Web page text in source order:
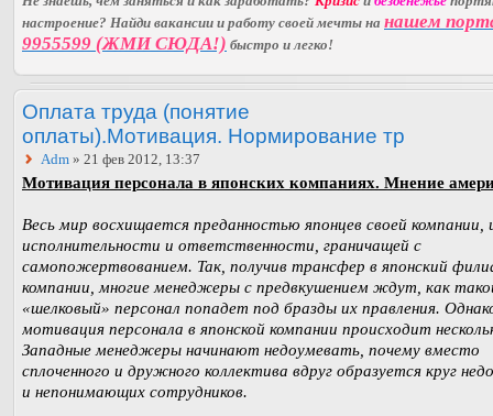
настроение? Найди вакансии и работу своей мечты на нашем
9955599 (ЖМИ СЮДА!) быстро и легко!
Оплата труда (понятие
оплаты).Мотивация. Нормирование тр
Adm » 21 фев 2012, 13:37
Мотивация персонала в японских компаниях. Мнение
Весь мир восхищается преданностью японцев своей компании,
исполнительности и ответственности, граничащей с
самопожертвованием. Так, получив трансфер в японский
компании, многие менеджеры с предвкушением ждут, как
«шелковый» персонал попадет под бразды их правления.
мотивация персонала в японской компании происходит
Западные менеджеры начинают недоумевать, почему вместо
сплоченного и дружного коллектива вдруг образуется круг
и непонимающих сотрудников.